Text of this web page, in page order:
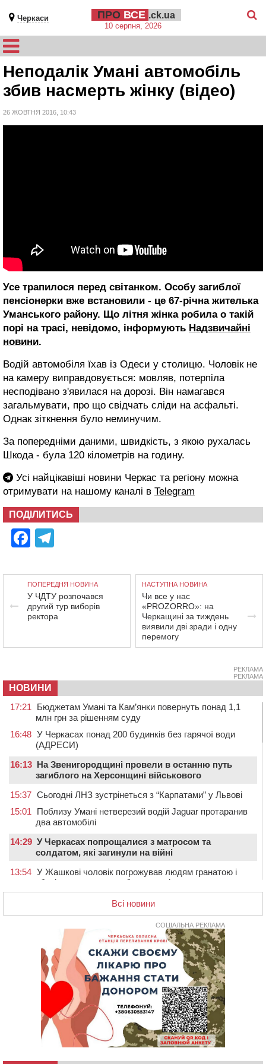
Черкаси ПРО ВСЕ .ck.ua
10 серпня, 2026
Неподалік Умані автомобіль
збив насмерть жінку (відео)
26 ЖОВТНЯ 2016, 10:43
Усе трапилося перед світанком. Особу загиблої
пенсіонерки вже встановили - це 67-річна жителька
Уманського району. Що літня жінка робила о такій
порі на трасі, невідомо, інформують Надзвичайні
новини.
Водій автомобіля їхав із Одеси у столицю. Чоловік не
на камеру виправдовується: мовляв, потерпіла
несподівано з'явилася на дорозі. Він намагався
загальмувати, про що свідчать сліди на асфальті.
Однак зіткнення було неминучим.
За попередніми даними, швидкість, з якою рухалась
Шкода - була 120 кілометрів на годину.
Усі найцікавіші новини Черкас та регіону можна
отримувати на нашому каналі в Telegram
ПОДІЛИТИСЬ
Facebook
ПОПЕРЕДНЯ НОВИНА
У ЧДТУ розпочався
другий тур виборів
ректора
НАСТУПНА НОВИНА
Чи все у нас
«PROZORRО»: на
Черкащині за тиждень
виявили дві зради і одну
перемогу
РЕКЛАМА
РЕКЛАМА
НОВИНИ
17:21
Бюджетам Умані та Кам’янки повернуть понад 1,1
млн грн за рішенням суду
16:48 У Черкасах понад 200 будинків без гарячої води
(АДРЕСИ)
16:13 На Звенигородщині провели в останню путь
загиблого на Херсонщині військового
15:37 Сьогодні ЛНЗ зустрінеться з “Карпатами” у Львові
15:01
Поблизу Умані нетверезий водій Jaguar протаранив
два автомобілі
14:29 У Черкасах попрощалися з матросом та
солдатом, які загинули на війні
13:54 У Жашкові чоловік погрожував людям гранатою і
зберігав вдома схрон боєприпасів
У Черкасах екологи виявили скид забрудненої рідини
У Тальнівській громаді провели в останню путь
захисника, який помер від тяжкої хвороби
У Городищі шестикласниця наклала на себе
руки: незадовго до трагедії її побили однолітки
(ВІДЕО)
Учителя Черкаської гімназії №31 відзначили Премією
Кабміну
На Черкащині запрацювала Мистецько-краєзнавча
рада
Всі новини
СОЦІАЛЬНА РЕКЛАМА